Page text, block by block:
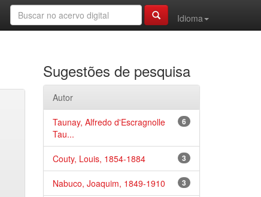
Idioma
Sugestões de pesquisa
Autor
6
Taunay, Alfredo d'Escragnolle
Tau...
3
Couty, Louis, 1854-1884
3
Nabuco, Joaquim, 1849-1910